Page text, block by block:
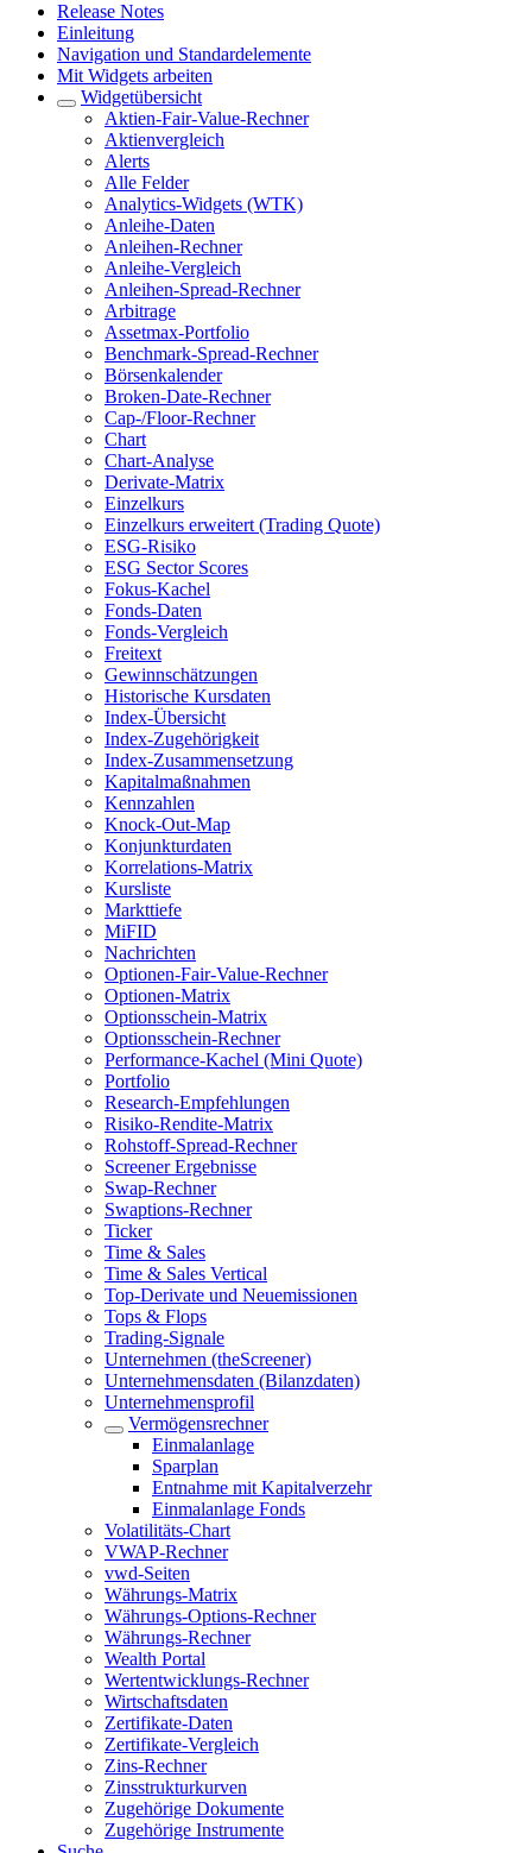
Release Notes
Einleitung
Navigation und Standardelemente
Mit Widgets arbeiten
Widgetübersicht
Aktien-Fair-Value-Rechner
Aktienvergleich
Alerts
Alle Felder
Analytics-Widgets (WTK)
Anleihe-Daten
Anleihen-Rechner
Anleihe-Vergleich
Anleihen-Spread-Rechner
Arbitrage
Assetmax-Portfolio
Benchmark-Spread-Rechner
Börsenkalender
Broken-Date-Rechner
Cap-/Floor-Rechner
Chart
Chart-Analyse
Derivate-Matrix
Einzelkurs
Einzelkurs erweitert (Trading Quote)
ESG-Risiko
ESG Sector Scores
Fokus-Kachel
Fonds-Daten
Fonds-Vergleich
Freitext
Gewinnschätzungen
Historische Kursdaten
Index-Übersicht
Index-Zugehörigkeit
Index-Zusammensetzung
Kapitalmaßnahmen
Kennzahlen
Knock-Out-Map
Konjunkturdaten
Korrelations-Matrix
Kursliste
Markttiefe
MiFID
Nachrichten
Optionen-Fair-Value-Rechner
Optionen-Matrix
Optionsschein-Matrix
Optionsschein-Rechner
Performance-Kachel (Mini Quote)
Portfolio
Research-Empfehlungen
Risiko-Rendite-Matrix
Rohstoff-Spread-Rechner
Screener Ergebnisse
Swap-Rechner
Swaptions-Rechner
Ticker
Time & Sales
Time & Sales Vertical
Top-Derivate und Neuemissionen
Tops & Flops
Trading-Signale
Unternehmen (theScreener)
Unternehmensdaten (Bilanzdaten)
Unternehmensprofil
Vermögensrechner
Einmalanlage
Sparplan
Entnahme mit Kapitalverzehr
Einmalanlage Fonds
Volatilitäts-Chart
VWAP-Rechner
vwd-Seiten
Währungs-Matrix
Währungs-Options-Rechner
Währungs-Rechner
Wealth Portal
Wertentwicklungs-Rechner
Wirtschaftsdaten
Zertifikate-Daten
Zertifikate-Vergleich
Zins-Rechner
Zinsstrukturkurven
Zugehörige Dokumente
Zugehörige Instrumente